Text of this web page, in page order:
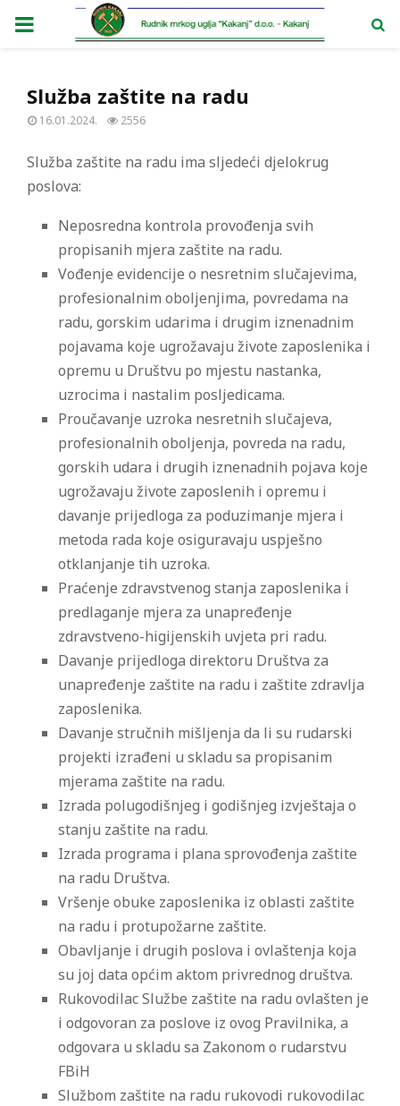
PRIMARY
Služba zaštite na radu
16.01.2024. 2556
Služba zaštite na radu ima sljedeći djelokrug
poslova:
Neposredna kontrola provođenja svih
propisanih mjera zaštite na radu.
Vođenje evidencije o nesretnim slučajevima,
profesionalnim oboljenjima, povredama na
radu, gorskim udarima i drugim iznenadnim
pojavama koje ugrožavaju živote zaposlenika i
opremu u Društvu po mjestu nastanka,
uzrocima i nastalim posljedicama.
Proučavanje uzroka nesretnih slučajeva,
profesionalnih oboljenja, povreda na radu,
gorskih udara i drugih iznenadnih pojava koje
ugrožavaju živote zaposlenih i opremu i
davanje prijedloga za poduzimanje mjera i
metoda rada koje osiguravaju uspješno
otklanjanje tih uzroka.
Praćenje zdravstvenog stanja zaposlenika i
predlaganje mjera za unapređenje
zdravstveno-higijenskih uvjeta pri radu.
Davanje prijedloga direktoru Društva za
unapređenje zaštite na radu i zaštite zdravlja
zaposlenika.
Davanje stručnih mišljenja da li su rudarski
projekti izrađeni u skladu sa propisanim
mjerama zaštite na radu.
Izrada polugodišnjeg i godišnjeg izvještaja o
stanju zaštite na radu.
Izrada programa i plana sprovođenja zaštite
na radu Društva.
Vršenje obuke zaposlenika iz oblasti zaštite
na radu i protupožarne zaštite.
Obavljanje i drugih poslova i ovlaštenja koja
su joj data općim aktom privrednog društva.
Rukovodilac Službe zaštite na radu ovlašten je
i odgovoran za poslove iz ovog Pravilnika, a
odgovara u skladu sa Zakonom o rudarstvu
FBiH
Službom zaštite na radu rukovodi rukovodilac